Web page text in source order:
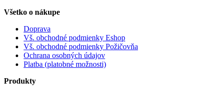
Všetko o nákupe
Doprava
Vš. obchodné podmienky Eshop
Vš. obchodné podmienky Požičovňa
Ochrana osobných údajov
Platba (platobné možnosti)
Produkty